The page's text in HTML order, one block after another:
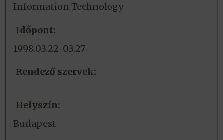
Information Technology
Időpont:
1998.03.22-03.27
Rendező szervek:
Helyszín:
Budapest